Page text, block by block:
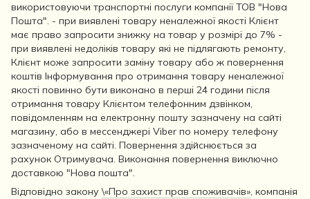
використовуючи транспортні послуги компанії ТОВ "Нова
Пошта". - при виявлені товару неналежної якості Клієнт
має право запросити знижку на товар у розмірі до 7% -
при виявлені недоліків товару які не підлягають ремонту,
Клієнт може запросити заміну товару або ж повернення
коштів Інформування про отримання товару неналежної
якості повинно бути виконано в перші 24 години після
отримання товару Клієнтом телефонним дзвінком,
повідомленням на електронну пошту зазначену на сайті
магазину, або в мессенджері Viber по номеру телефону
зазначеному на сайті. Повернення здійснюється за
рахунок Отримувача. Виконання повернення виключно
доставкою "Нова пошта".
Відповідно закону\«Про захист прав споживачів», компанія